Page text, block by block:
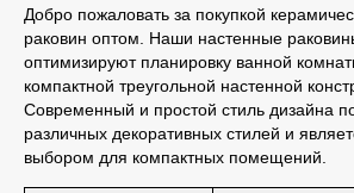
Добро пожаловать за покупкой
раковин оптом. Наши настенные
оптимизируют планировку ванной
компактной треугольной настенной
Современный и простой стиль дизайна
различных декоративных стилей и
выбором для компактных помещений.